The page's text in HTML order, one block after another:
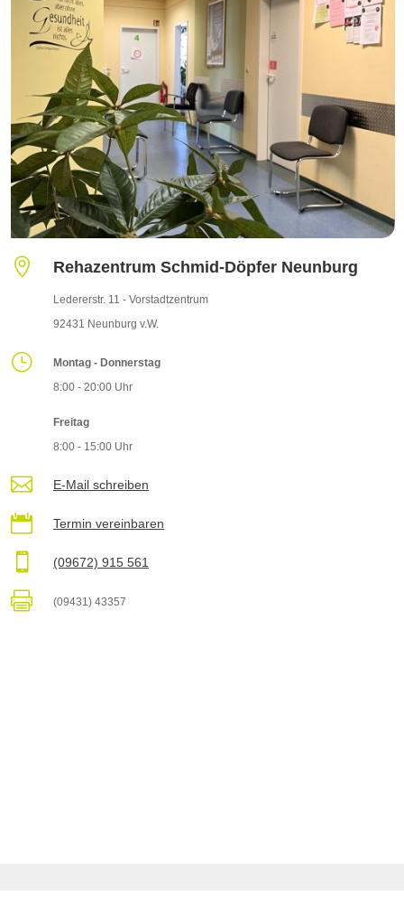
 Rehazentrum Schmid-Döpfer Neunburg
Ledererstr. 11 - Vorstadtzentrum
92431 Neunburg v.W.
}
Montag - Donnerstag
8:00 - 20:00 Uhr
Freitag
8:00 - 15:00 Uhr
 E-Mail schreiben
 Termin vereinbaren
 (09672) 915 561
 (09431) 43357